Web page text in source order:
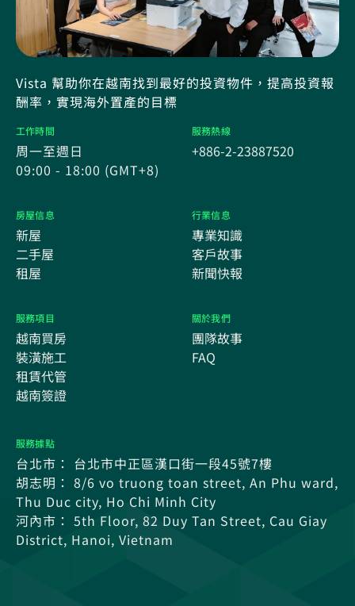
Vista 幫助你在越南找到最好的投資物件，提高投資報
酬率，實現海外置產的目標
工作時間
周一至週日
09:00 - 18:00 (GMT+8)
服務熱線
+886-2-23887520
房屋信息
新屋
二手屋
租屋
行業信息
專業知識
客戶故事
新聞快報
服務項目
越南買房
裝潢施工
租賃代管
越南簽證
關於我們
團隊故事
FAQ
服務據點
台北市： 台北市中正區漢口街一段45號7樓
胡志明： 8/6 vo truong toan street, An Phu ward,
Thu Duc city, Ho Chi Minh City
河內市： 5th Floor, 82 Duy Tan Street, Cau Giay
District, Hanoi, Vietnam